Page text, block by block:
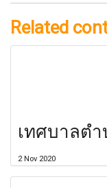
Related
เทศบาลต
2 Nov 2020